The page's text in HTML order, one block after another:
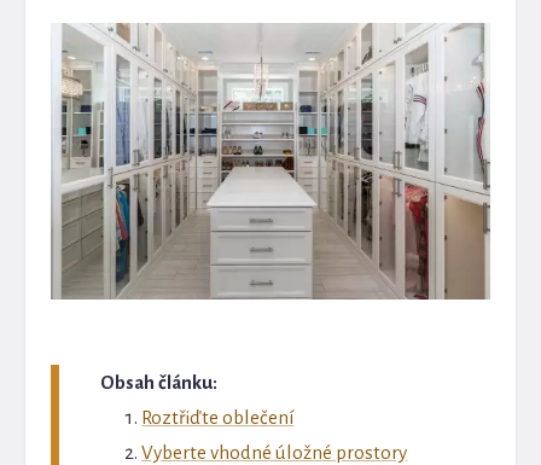
Obsah článku:
Roztřiďte oblečení
Vyberte vhodné úložné prostory